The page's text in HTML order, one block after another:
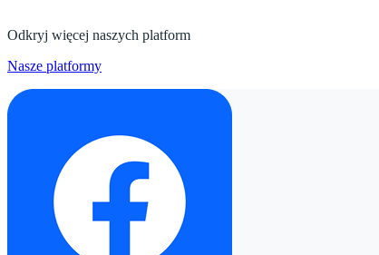
Odkryj więcej naszych platform
Nasze platformy